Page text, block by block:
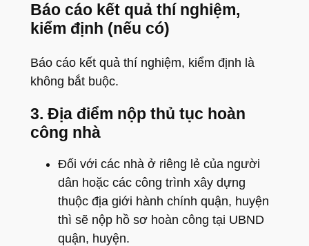
Báo cáo kết quả thí nghiệm,
kiểm định (nếu có)
Báo cáo kết quả thí nghiệm, kiểm định là
không bắt buộc.
3. Địa điểm nộp thủ tục hoàn
công nhà
Đối với các nhà ở riêng lẻ của người
dân hoặc các công trình xây dựng
thuộc địa giới hành chính quận, huyện
thì sẽ nộp hồ sơ hoàn công tại UBND
quận, huyện.